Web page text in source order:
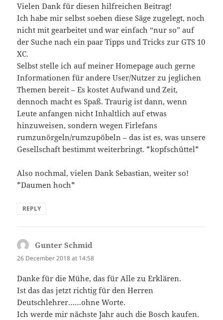
Vielen Dank für diesen hilfreichen Beitrag!
Ich habe mir selbst soeben diese Säge zugelegt, noch
nicht mit gearbeitet und war einfach “nur so” auf
der Suche nach ein paar Tipps und Tricks zur GTS 10
XC.
Selbst stelle ich auf meiner Homepage auch gerne
Informationen für andere User/Nutzer zu jeglichen
Themen bereit – Es kostet Aufwand und Zeit,
dennoch macht es Spaß. Traurig ist dann, wenn
Leute anfangen nicht Inhaltlich auf etwas
hinzuweisen, sondern wegen Firlefans
rumzunörgeln/rumzupöbeln – das ist es, was unsere
Gesellschaft bestimmt weiterbringt. *kopfschüttel*
Also nochmal, vielen Dank Sebastian, weiter so!
*Daumen hoch*
REPLY
Gunter Schmid
26 December 2018 at 14:58
Danke für die Mühe, das für Alle zu Erklären.
Ist das das jetzt richtig für den Herren
Deutschlehrer……ohne Worte.
Ich werde mir nächste Jahr auch die Bosch kaufen.